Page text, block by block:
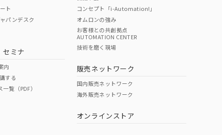
O O
ページへ
ください
ト
パンデスク
セミナ
内
する
覧（PDF）
コンセプト「i-Automation!」
オムロンの強み
お客様との共創拠点
AUTOMATION CENTER
技術を磨く現場
販売ネットワーク
国内販売ネットワーク
海外販売ネットワーク
オンラインストア